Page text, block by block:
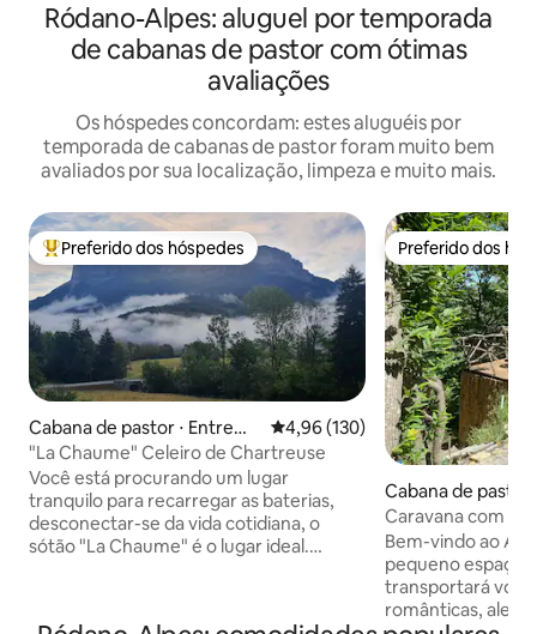
Ródano-Alpes: aluguel por temporada
de cabanas de pastor com ótimas
avaliações
Os hóspedes concordam: estes aluguéis por
temporada de cabanas de pastor foram muito bem
avaliados por sua localização, limpeza e muito mais.
Entre os melhores preferidos dos hóspedes
Preferido dos hóspedes
Cabana de pastor ⋅ Entremo
nt-le-Vieux
4,96 de uma avaliação média de
4,96 (130)
"La Chaume" Celeiro de Chartreuse
Você está procurando um lugar
tranquilo para recarregar as baterias,
desconectar-se da vida cotidiana, o
sótão "La Chaume" é o lugar ideal.
Preferido dos
Preferido dos
Cabana de pastor
du-Gua
Caravana com
de Ardèche
Bem-vindo ao A
pequeno espaço
transportará
românticas,